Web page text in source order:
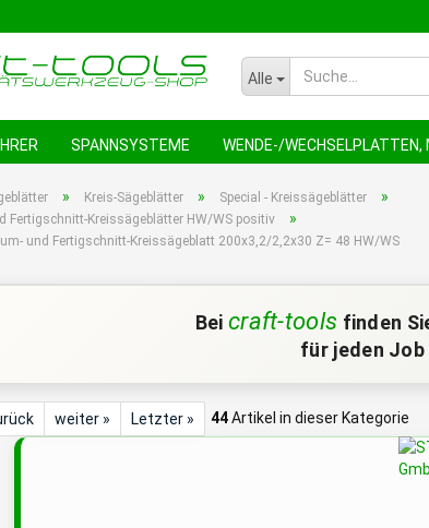
Alle
SPANNSYSTEME WENDE-/WECHSELPLATTEN,
» Kreis-Sägeblätter » Special - Kreissägeblätter »
Fertigschnitt-Kreissägeblätter HW/WS positiv »
und Fertigschnitt-Kreissägeblatt 200x3,2/2,2x30 Z= 48 HW/WS
Bei craft-tools finden
für jeden
weiter » Letzter » 44Artikel in dieser Kategorie